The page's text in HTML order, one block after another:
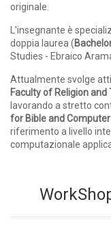
originale.
L'insegnante è
doppia laurea (
Studies - Ebraico
Attualmente svolge
Faculty of Religion
lavorando a stretto
for Bible and Computer
riferimento a livello
computazionale